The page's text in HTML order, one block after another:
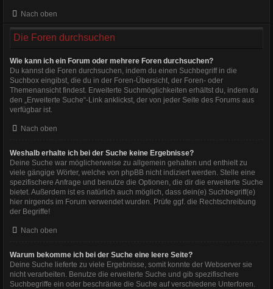
Nach oben
Die Foren durchsuchen
Wie kann ich ein Forum oder mehrere Foren durchsuchen?
Du kannst die Foren durchsuchen, indem du einen Suchbegriff in die
Suchbox eingibst, die du in der Foren-Übersicht, der Foren- oder
Themenansicht findest. Erweiterte Suchmöglichkeiten erhältst du, indem du
den „Erweiterte Suche“-Link anklickst, der von jeder Seite des Forums aus
verfügbar ist.
Nach oben
Weshalb erhalte ich bei der Suche keine Ergebnisse?
Deine Suche war möglicherweise zu allgemein gehalten und enthielt zu
viele gängige Wörter, welche von phpBB nicht indiziert werden. Stelle eine
spezifischere Anfrage und benutze die Optionen, die dir die erweiterte Suche
bietet. Außerdem ist es natürlich auch möglich, dass dein(e) Suchbegriff(e)
hier nirgends im Forum verwendet wurden. Prüfe ggf. die Rechtschreibung
der Begriffe!
Nach oben
Warum bekomme ich bei der Suche eine leere Seite?
Deine Suche lieferte zu viele Ergebnisse, somit konnte der Webserver sie
nicht verarbeiten. Benutze die erweiterte Suche und gib spezifischere
Suchbegriffe ein oder beschränke die Suche auf verschiedene Unterforen.